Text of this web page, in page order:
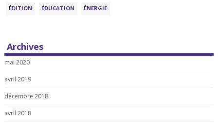
ÉDITION ÉDUCATION ÉNERGIE
Archives
mai 2020
avril 2019
décembre 2018
avril 2018